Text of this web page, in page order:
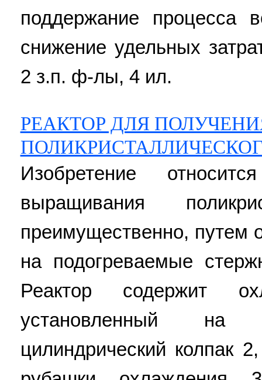
поддержание процесса
снижение удельных
2 з.п. ф-лы, 4 ил.
РЕАКТОР ДЛЯ
Изобретение
выращивания
преимущественно, путем
на подогреваемые
Реактор содержит
установленный на
цилиндрический колпак